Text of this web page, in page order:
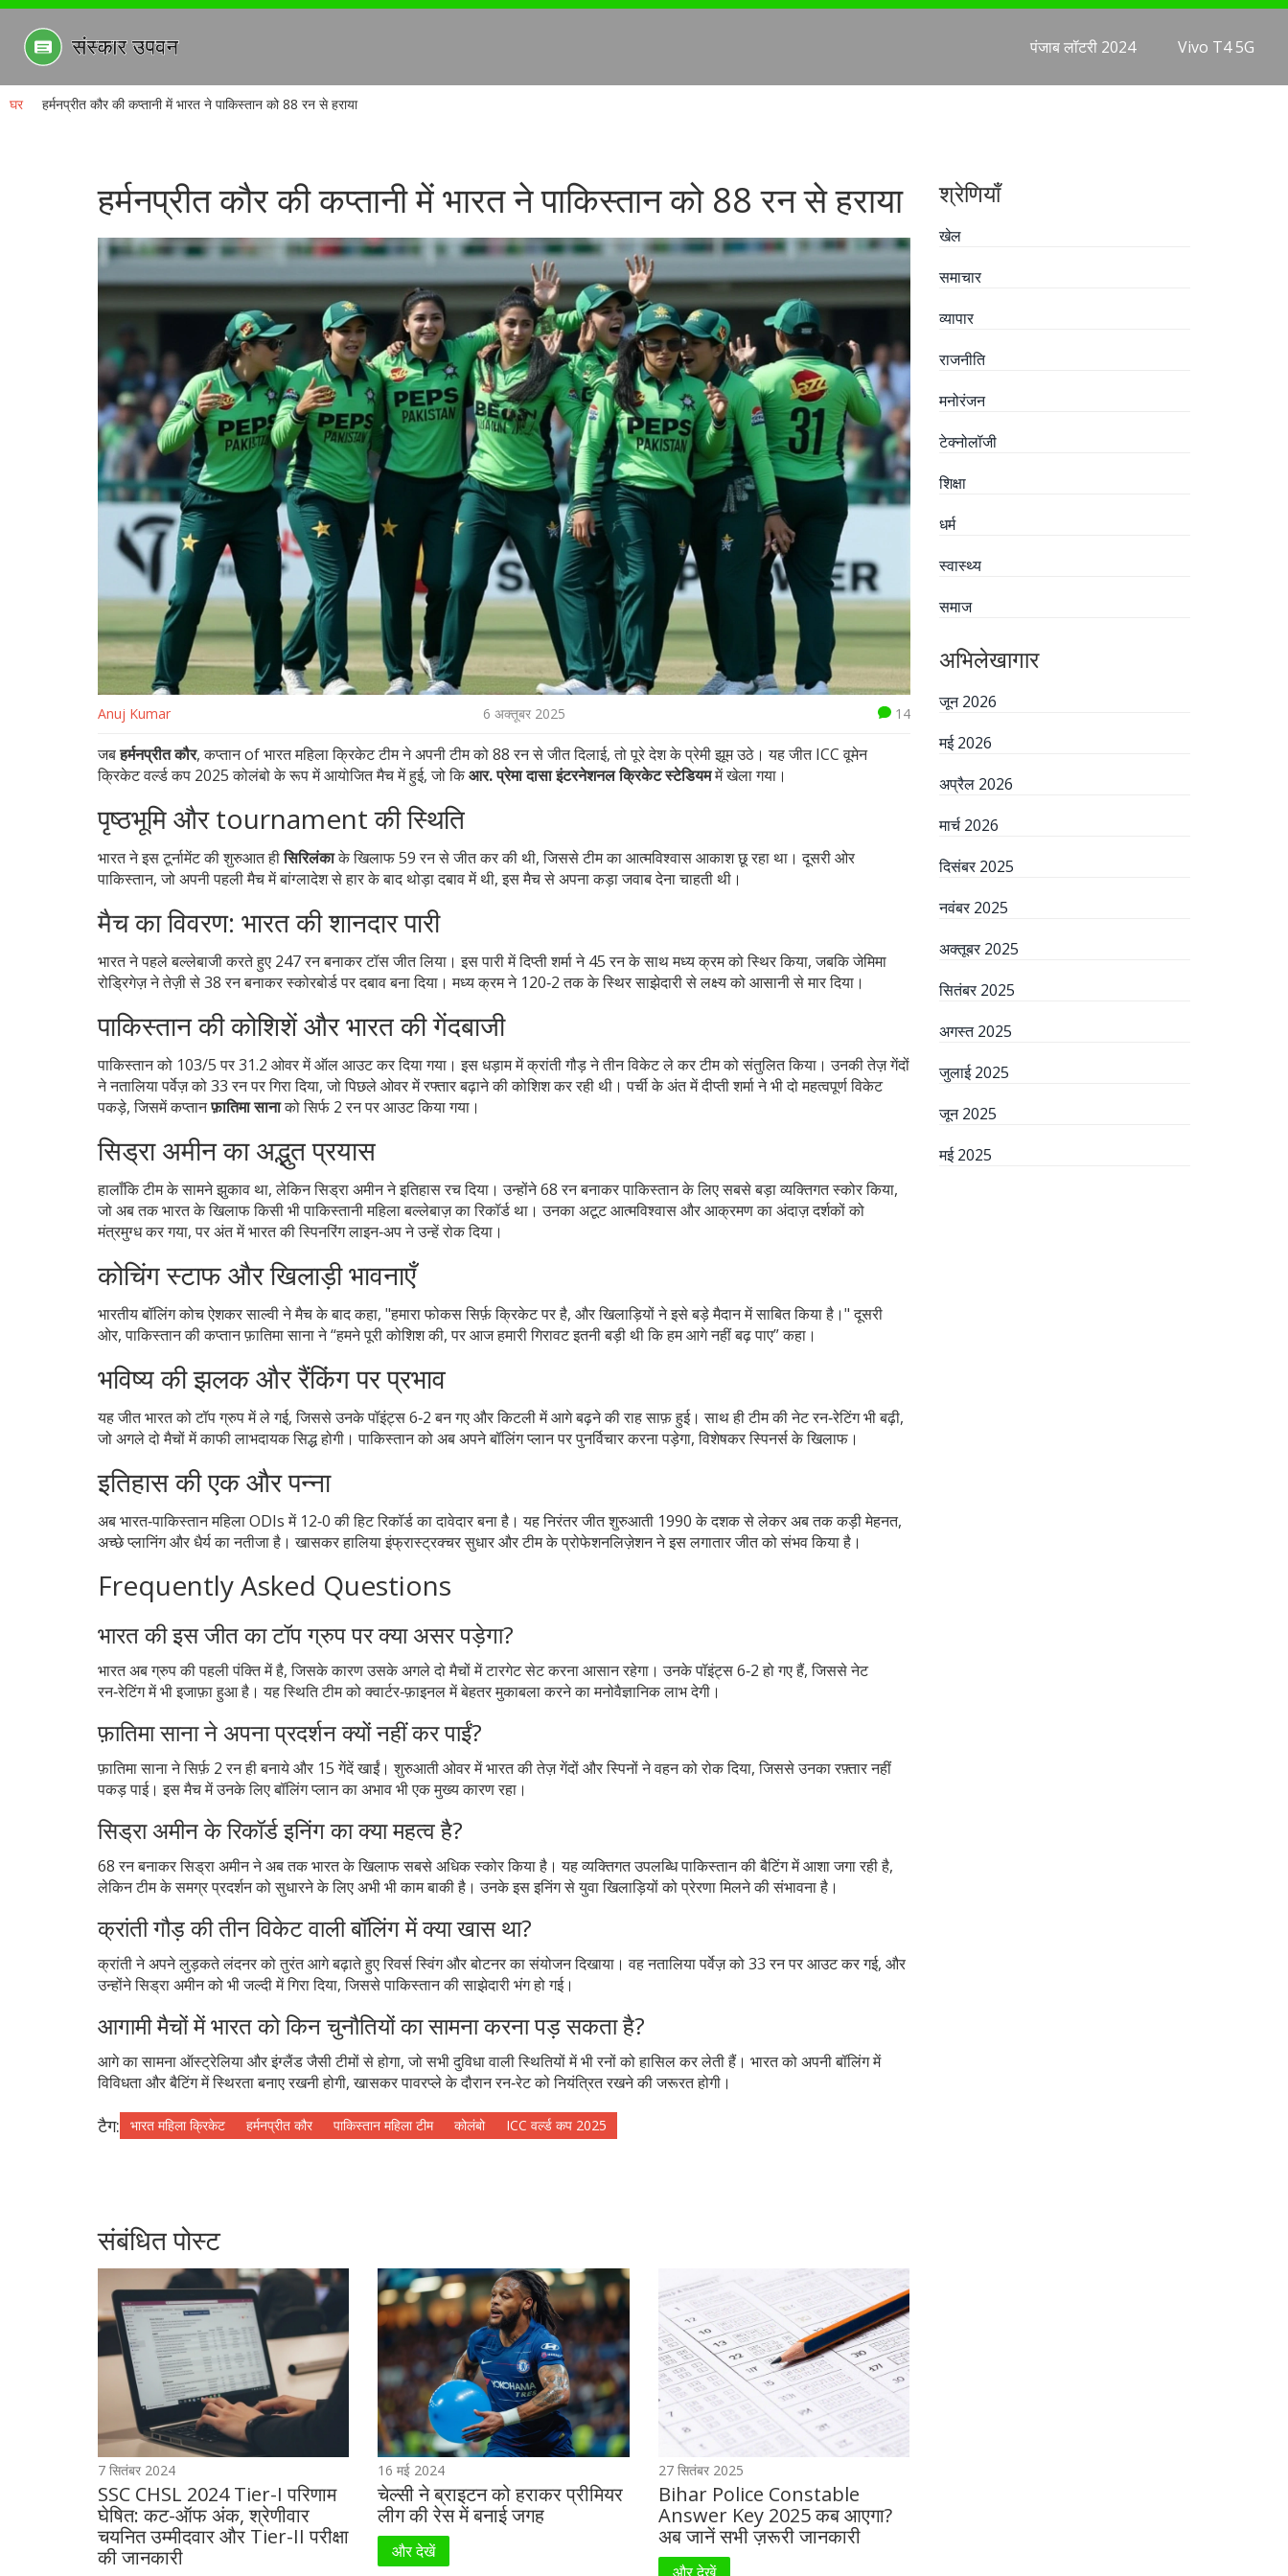
पंजाब लॉटरी 2024 Vivo T4 5G
घर हर्मनप्रीत कौर की कप्तानी में भारत ने पाकिस्तान को 88 रन से हराया
हर्मनप्रीत कौर की कप्तानी में भारत ने पाकिस्तान को 88 रन से हराया
Anuj Kumar 6 अक्तूबर 2025 14
जबहर्मनप्रीत कौर,कप्तानofभारत महिला क्रिकेट टीमने अपनी टीम को 88 रन से जीत दिलाई, तो पूरे देश के प्रेमी झूम उठे। यह जीतICC वूमेन
क्रिकेट वर्ल्ड कप 2025 कोलंबोके रूप में आयोजित मैच में हुई, जो किआर. प्रेमा दासा इंटरनेशनल क्रिकेट स्टेडियममें खेला गया।
पृष्ठभूमि और tournament की स्थिति
भारत ने इस टूर्नामेंट की शुरुआत हीसिरिलंकाके खिलाफ 59 रन से जीत कर की थी, जिससे टीम का आत्मविश्वास आकाश छू रहा था। दूसरी ओर
पाकिस्तान, जो अपनी पहली मैच में बांग्लादेश से हार के बाद थोड़ा दबाव में थी, इस मैच से अपना कड़ा जवाब देना चाहती थी।
मैच का विवरण: भारत की शानदार पारी
भारत ने पहले बल्लेबाजी करते हुए 247 रन बनाकर टॉस जीत लिया। इस पारी मेंदिप्ती शर्माने 45 रन के साथ मध्य क्रम को स्थिर किया, जबकिजेमिमा
रोड्रिगेज़ने तेज़ी से 38 रन बनाकर स्कोरबोर्ड पर दबाव बना दिया। मध्य क्रम ने 120‑2 तक के स्थिर साझेदारी से लक्ष्य को आसानी से मार दिया।
पाकिस्तान की कोशिशें और भारत की गेंदबाजी
पाकिस्तान को 103/5 पर 31.2 ओवर में ऑल आउट कर दिया गया। इस धड़ाम मेंक्रांती गौड़ने तीन विकेट ले कर टीम को संतुलित किया। उनकी तेज़ गेंदों
नेनतालिया पर्वेज़को 33 रन पर गिरा दिया, जो पिछले ओवर में रफ्तार बढ़ाने की कोशिश कर रही थी। पर्ची के अंत मेंदीप्ती शर्माने भी दो महत्वपूर्ण विकेट
पकड़े, जिसमें कप्तानफ़ातिमा सानाको सिर्फ 2 रन पर आउट किया गया।
सिड्रा अमीन का अद्भुत प्रयास
हालाँकि टीम के सामने झुकाव था, लेकिनसिड्रा अमीनने इतिहास रच दिया। उन्होंने 68 रन बनाकर पाकिस्तान के लिए सबसे बड़ा व्यक्तिगत स्कोर किया,
जो अब तक भारत के खिलाफ किसी भी पाकिस्तानी महिला बल्लेबाज़ का रिकॉर्ड था। उनका अटूट आत्मविश्वास और आक्रमण का अंदाज़ दर्शकों को
मंत्रमुग्ध कर गया, पर अंत में भारत की स्पिनरिंग लाइन‑अप ने उन्हें रोक दिया।
कोचिंग स्टाफ और खिलाड़ी भावनाएँ
भारतीय बॉलिंग कोचऐशकर साल्वीने मैच के बाद कहा, "हमारा फोकस सिर्फ़ क्रिकेट पर है, और खिलाड़ियों ने इसे बड़े मैदान में साबित किया है।" दूसरी
ओर, पाकिस्तान की कप्तान फ़ातिमा साना ने “हमने पूरी कोशिश की, पर आज हमारी गिरावट इतनी बड़ी थी कि हम आगे नहीं बढ़ पाए” कहा।
भविष्य की झलक और रैंकिंग पर प्रभाव
यह जीत भारत को टॉप ग्रुप में ले गई, जिससे उनके पॉइंट्स 6‑2 बन गए और किटली में आगे बढ़ने की राह साफ़ हुई। साथ ही टीम की नेट रन‑रेटिंग भी बढ़ी,
जो अगले दो मैचों में काफी लाभदायक सिद्ध होगी। पाकिस्तान को अब अपने बॉलिंग प्लान पर पुनर्विचार करना पड़ेगा, विशेषकर स्पिनर्स के खिलाफ।
इतिहास की एक और पन्ना
अब भारत‑पाकिस्तान महिला ODIs में 12‑0 की हिट रिकॉर्ड का दावेदार बना है। यह निरंतर जीत शुरुआती 1990 के दशक से लेकर अब तक कड़ी मेहनत,
अच्छे प्लानिंग और धैर्य का नतीजा है। खासकर हालिया इंफ्रास्ट्रक्चर सुधार और टीम के प्रोफेशनलिज़ेशन ने इस लगातार जीत को संभव किया है।
Frequently Asked Questions
भारत की इस जीत का टॉप ग्रुप पर क्या असर पड़ेगा?
भारत अब ग्रुप की पहली पंक्ति में है, जिसके कारण उसके अगले दो मैचों में टारगेट सेट करना आसान रहेगा। उनके पॉइंट्स 6‑2 हो गए हैं, जिससे नेट
रन‑रेटिंग में भी इजाफ़ा हुआ है। यह स्थिति टीम को क्वार्टर‑फ़ाइनल में बेहतर मुकाबला करने का मनोवैज्ञानिक लाभ देगी।
फ़ातिमा साना ने अपना प्रदर्शन क्यों नहीं कर पाईं?
फ़ातिमा साना ने सिर्फ़ 2 रन ही बनाये और 15 गेंदें खाईं। शुरुआती ओवर में भारत की तेज़ गेंदों और स्पिनों ने वहन को रोक दिया, जिससे उनका रफ़्तार नहीं
पकड़ पाई। इस मैच में उनके लिए बॉलिंग प्लान का अभाव भी एक मुख्य कारण रहा।
सिड्रा अमीन के रिकॉर्ड इनिंग का क्या महत्व है?
68 रन बनाकर सिड्रा अमीन ने अब तक भारत के खिलाफ सबसे अधिक स्कोर किया है। यह व्यक्तिगत उपलब्धि पाकिस्तान की बैटिंग में आशा जगा रही है,
लेकिन टीम के समग्र प्रदर्शन को सुधारने के लिए अभी भी काम बाकी है। उनके इस इनिंग से युवा खिलाड़ियों को प्रेरणा मिलने की संभावना है।
क्रांती गौड़ की तीन विकेट वाली बॉलिंग में क्या खास था?
क्रांती ने अपने लुड़कते लंदनर को तुरंत आगे बढ़ाते हुए रिवर्स स्विंग और बोटनर का संयोजन दिखाया। वह नतालिया पर्वेज़ को 33 रन पर आउट कर गई, और
उन्होंने सिड्रा अमीन को भी जल्दी में गिरा दिया, जिससे पाकिस्तान की साझेदारी भंग हो गई।
आगामी मैचों में भारत को किन चुनौतियों का सामना करना पड़ सकता है?
आगे का सामना ऑस्ट्रेलिया और इंग्लैंड जैसी टीमों से होगा, जो सभी दुविधा वाली स्थितियों में भी रनों को हासिल कर लेती हैं। भारत को अपनी बॉलिंग में
विविधता और बैटिंग में स्थिरता बनाए रखनी होगी, खासकर पावरप्ले के दौरान रन‑रेट को नियंत्रित रखने की जरूरत होगी।
टैग: भारत महिला क्रिकेट हर्मनप्रीत कौर पाकिस्तान महिला टीम कोलंबो ICC वर्ल्ड कप 2025
संबंधित पोस्ट
7 सितंबर 2024
SSC CHSL 2024 Tier-I परिणाम
घेषित: कट-ऑफ अंक, श्रेणीवार
चयनित उम्मीदवार और Tier-II परीक्षा
की जानकारी
16 मई 2024
चेल्सी ने ब्राइटन को हराकर प्रीमियर
लीग की रेस में बनाई जगह
और देखें
27 सितंबर 2025
Bihar Police Constable
Answer Key 2025 कब आएगा?
अब जानें सभी ज़रूरी जानकारी
और देखें
श्रेणियाँ
खेल
समाचार
व्यापार
राजनीति
मनोरंजन
टेक्नोलॉजी
शिक्षा
धर्म
स्वास्थ्य
समाज
अभिलेखागार
जून 2026
मई 2026
अप्रैल 2026
मार्च 2026
दिसंबर 2025
नवंबर 2025
अक्तूबर 2025
सितंबर 2025
अगस्त 2025
जुलाई 2025
जून 2025
मई 2025